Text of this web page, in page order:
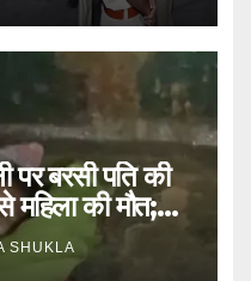
बरसी पति की
महिला की मौत;
SHUKLA